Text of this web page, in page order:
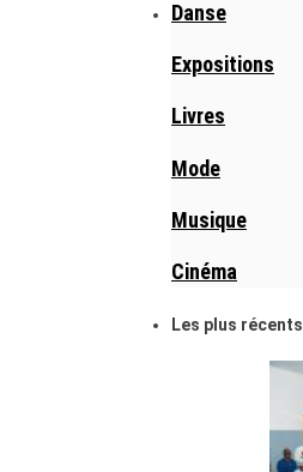
Danse
Expositions
Livres
Mode
Musique
Cinéma
Les plus récents